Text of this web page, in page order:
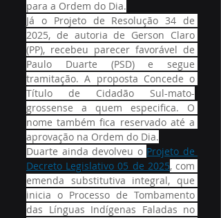
para a Ordem do Dia.
Já o Projeto de Resolução 34 de
2025, de autoria de Gerson Claro
(PP), recebeu parecer favorável de
Paulo Duarte (PSD) e segue
tramitação. A proposta Concede o
Título de Cidadão Sul-mato-
grossense a quem especifica. O
nome também fica reservado até a
aprovação na Ordem do Dia.
Duarte ainda devolveu o Projeto de
Decreto Legislativo 05 de 2025, com
emenda substitutiva integral, que
inicia o Processo de Tombamento
das Línguas Indígenas Faladas no